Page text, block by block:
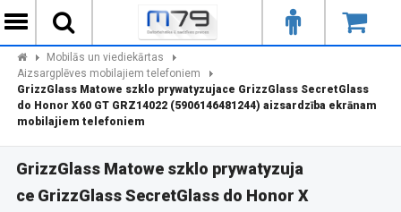
Mobilās un viediekārtas
Aizsargplēves mobilajiem telefoniem
GrizzGlass Matowe szklo prywatyzujace GrizzGlass SecretGlass
do Honor X60 GT GRZ14022 (5906146481244) aizsardzība ekrānam
mobilajiem telefoniem
GrizzGlass Matowe szklo prywatyzuja
ce GrizzGlass SecretGlass do Honor X